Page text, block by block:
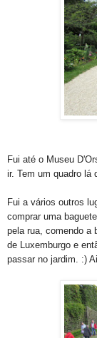
Fui até o Museu
ir. Tem um quadro lá
Fui a vários outros
comprar uma
pela rua, comendo a
de Luxemburgo e
passar no jardim. :)